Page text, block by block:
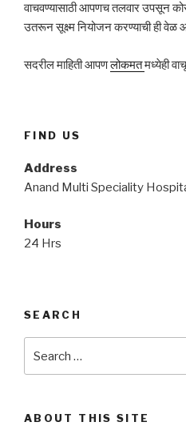
वाचवण्यासाठी आपणच तलवार उपसून
उतरून सूक्ष्म नियोजन करण्याची ही वेळ
सदरील माहिती आपणलोकमतमध्येही
FIND US
Address
Anand Multi Speciality
Hours
24 Hrs
SEARCH
ABOUT THIS SITE